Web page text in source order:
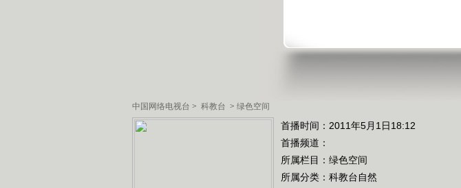
中国网络电视台 > 科教台 > 绿色空间
首播时间：2011年5月1日18:12
首播频道：
所属栏目： 绿色空间
所属分类：科教台自然